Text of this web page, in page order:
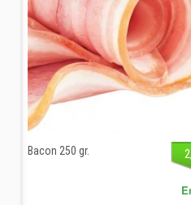
Bacon 250 gr.